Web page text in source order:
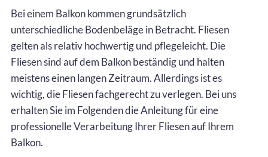
Bei einem Balkon kommen grundsätzlich
unterschiedliche Bodenbeläge in Betracht. Fliesen
gelten als relativ hochwertig und pflegeleicht. Die
Fliesen sind auf dem Balkon beständig und halten
meistens einen langen Zeitraum. Allerdings ist es
wichtig, die Fliesen fachgerecht zu verlegen. Bei uns
erhalten Sie im Folgenden die Anleitung für eine
professionelle Verarbeitung Ihrer Fliesen auf Ihrem
Balkon.